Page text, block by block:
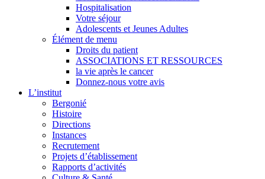
Hospitalisation
Votre séjour
Adolescents et Jeunes Adultes
Élément de menu
Droits du patient
ASSOCIATIONS ET RESSOURCES
la vie après le cancer
Donnez-nous votre avis
L’institut
Bergonié
Histoire
Directions
Instances
Recrutement
Projets d’établissement
Rapports d’activités